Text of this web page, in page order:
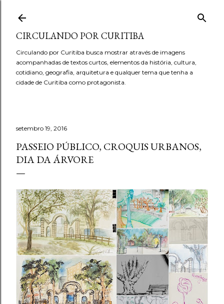
CIRCULANDO POR CURITIBA
Circulando por Curitiba busca mostrar através de imagens
acompanhadas de textos curtos, elementos da história, cultura,
cotidiano, geografia, arquitetura e qualquer tema que tenha a
cidade de Curitiba como protagonista.
setembro 19, 2016
PASSEIO PÚBLICO, CROQUIS URBANOS,
DIA DA ÁRVORE